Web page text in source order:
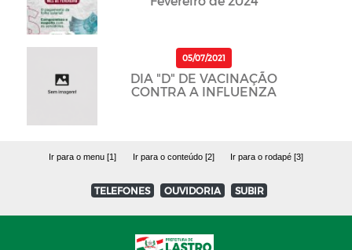
05/07/2021
DIA "D" DE VACINAÇÃO
CONTRA A INFLUENZA
Ir para o menu [1] Ir para o conteúdo [2] Ir para o rodapé [3]
TELEFONES OUVIDORIA SUBIR